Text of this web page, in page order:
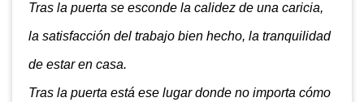
Tras la puerta se esconde la calidez de una caricia,
la satisfacción del trabajo bien hecho, la tranquilidad
de estar en casa.
Tras la puerta está ese lugar donde no importa cómo